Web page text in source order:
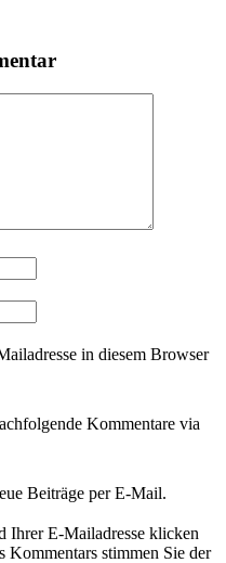
in diesem Browser
Kommentare via
Beiträge per E-Mail.
Ihrer E-Mailadresse klicken
Kommentars stimmen Sie der